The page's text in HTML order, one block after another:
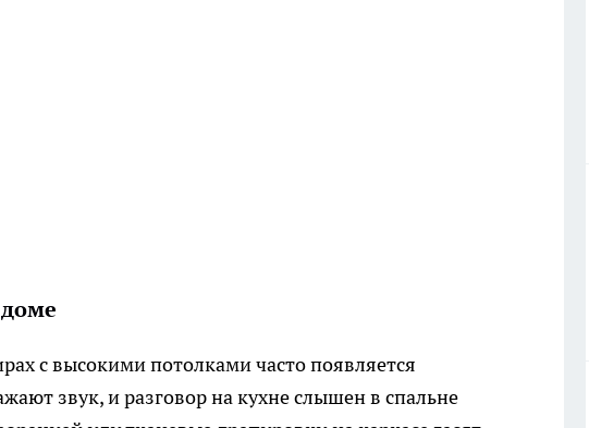
с высокими потолками часто появляется
звук, и разговор на кухне слышен в спальне